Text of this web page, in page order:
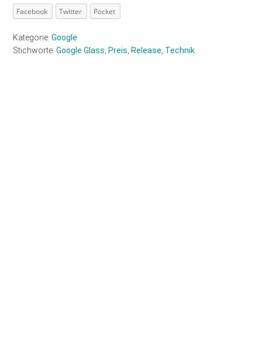
Facebook Twitter Pocket
Kategorie:Google
Stichworte:Google Glass Preis Release Technik